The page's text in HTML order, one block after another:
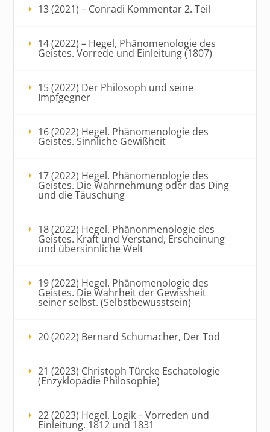
13 (2021) – Conradi Kommentar 2. Teil
14 (2022) – Hegel, Phänomenologie des
Geistes. Vorrede und Einleitung (1807)
15 (2022) Der Philosoph und seine
Impfgegner
16 (2022) Hegel. Phänomenologie des
Geistes. Sinnliche Gewißheit
17 (2022) Hegel. Phänomenologie des
Geistes. Die Wahrnehmung oder das Ding
und die Täuschung
18 (2022) Hegel. Phänonmenologie des
Geistes. Kraft und Verstand, Erscheinung
und übersinnliche Welt
19 (2022) Hegel. Phänomenologie des
Geistes. Die Wahrheit der Gewissheit
seiner selbst. (Selbstbewusstsein)
20 (2022) Bernard Schumacher, Der Tod
21 (2023) Christoph Türcke Eschatologie
(Enzyklopädie Philosophie)
22 (2023) Hegel. Logik – Vorreden und
Einleitung. 1812 und 1831